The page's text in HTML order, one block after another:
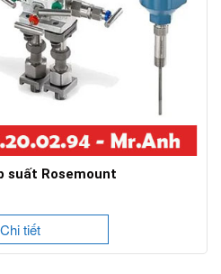
suất Rosemount
Chi tiết